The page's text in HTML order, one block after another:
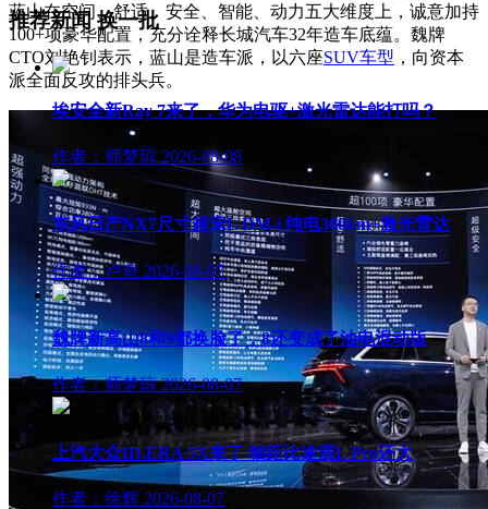
蓝山在空间、舒适、安全、智能、动力五大维度上，诚意加持
100+项豪华配置，充分诠释长城汽车32年造车底蕴。魏牌
CTO刘艳钊表示，蓝山是造车派，以六座SUV车型 ，向资本
派全面反攻的排头兵。
推荐新闻换一批
埃安全新Ray 7来了，华为电驱+激光雷达能打吗？
作者：师梦琼 2026-08-08
东风日产NX7尺寸超宋L DM-i 纯电300km+激光雷达
作者：卢奇 2026-08-07
魏牌新高山8和9都换脸了，8还变成了油电混动版
作者：师梦琼 2026-08-07
上汽大众ID.ERA 5X来了 轴距比途观L Pro还大
作者：徐辉 2026-08-07